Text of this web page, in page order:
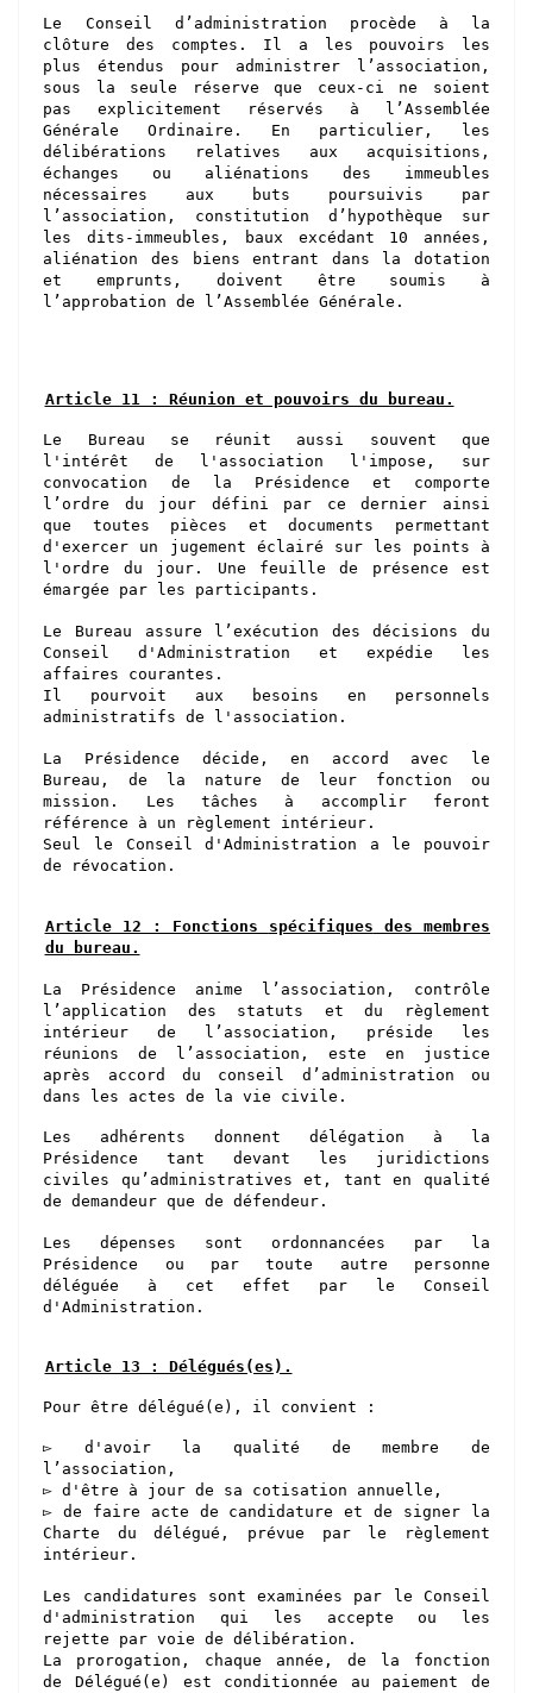
Le Conseil d’administration procède à la
clôture des comptes. Il a les pouvoirs les
plus étendus pour administrer l’association,
sous la seule réserve que ceux-ci ne soient
pas explicitement réservés à l’Assemblée
Générale Ordinaire. En particulier, les
délibérations relatives aux acquisitions,
échanges ou aliénations des immeubles
nécessaires aux buts poursuivis par
l’association, constitution d’hypothèque sur
les dits-immeubles, baux excédant 10 années,
aliénation des biens entrant dans la dotation
et emprunts, doivent être soumis à
l’approbation de l’Assemblée Générale.
Article 11 : Réunion et pouvoirs du bureau.
Le Bureau se réunit aussi souvent que
l'intérêt de l'association l'impose, sur
convocation de la Présidence
et comporte
l’ordre du jour défini par ce dernier ainsi
que
toutes pièces et documents permettant
d'exercer un jugement éclairé sur les points à
l'ordre du jour . Une feuille de présence est
émargée par les participants.
Le Bureau assure l’exécution des décisions du
Conseil d'Administration et expédie les
affaires courantes.
Il pourvoit aux besoins en personnels
administratifs de l'association.
La Présidence décide, en accord avec le
Bureau, de la nature de leur fonction ou
mission. Les tâches à accomplir feront
référence à un règlement intérieur.
Seul le Conseil d'Administration a le pouvoir
de révocation.
Article 12 : Fonctions spécifiques des membres
du bureau.
La Présidence anime l’association, contrôle
l’application des statuts et du règlement
intérieur de l’association, préside les
réunions de l’association,este en justice
après accord
du conseil d’administration
ou
dans les actes de la vie civile.
Les adhérents donnent délégation à la
Présidence tant devant les juridictions
civiles qu’administratives et, tant en qualité
de demandeur que de défendeur.
Les dépenses sont ordonnancées par la
Présidence ou par toute autre personne
déléguée à cet effet par le Conseil
d'Administration.
Article 13 : Délégués(es).
Pour être délégué(e), il convient :
▻ d'avoir la qualité de membre de
l’association,
▻ d'être à jour de sa cotisation annuelle,
▻ de faire acte de candidature et de signer la
Charte du délégué,
prévue par le règlement
intérieur.
Les candidatures sont examinées par le Conseil
d'administration qui les accepte ou les
rejette par voie de délibération.
La prorogation, chaque année, de la fonction
de Délégué(e) est conditionnée au paiement de